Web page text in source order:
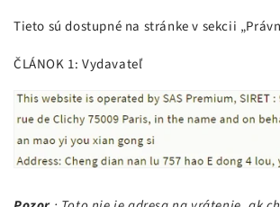
Tieto sú dostupné na stránke v sekcii
ČLÁNOK 1: Vydavateľ